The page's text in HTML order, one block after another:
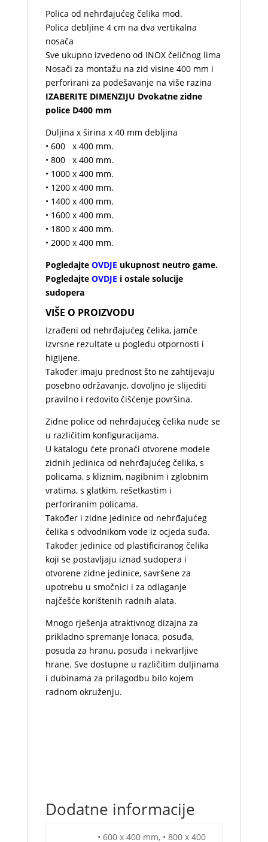
Polica od nehrđajućeg čelika mod.
Polica debljine 4 cm na dva vertikalna
nosača
Sve ukupno izvedeno od INOX čeličnog lima
Nosači za montažu na zid visine 400 mm i
perforirani za podešavanje na više razina
IZABERITE DIMENZIJU Dvokatne zidne
police D400 mm
Duljina x širina x 40 mm debljina
• 600 x 400 mm.
• 800 x 400 mm.
• 1000 x 400 mm.
• 1200 x 400 mm.
• 1400 x 400 mm.
• 1600 x 400 mm.
• 1800 x 400 mm.
• 2000 x 400 mm.
Pogledajte OVDJE ukupnost neutro game.
Pogledajte OVDJE i ostale solucije
sudopera
VIŠE O PROIZVODU
Izrađeni od nehrđajućeg čelika, jamče
izvrsne rezultate u pogledu otpornosti i
higijene.
Također imaju prednost što ne zahtijevaju
posebno održavanje, dovoljno je slijediti
pravilno i redovito čišćenje površina.
Zidne police od nehrđajućeg čelika nude se
u različitim konfiguracijama.
U katalogu ćete pronaći otvorene modele
zidnih jedinica od nehrđajućeg čelika, s
policama, s kliznim, nagibnim i zglobnim
vratima, s glatkim, rešetkastim i
perforiranim policama.
Također i zidne jedinice od nehrđajućeg
čelika s odvodnikom vode iz ocjeda suđa.
Također jedinice od plastificiranog čelika
koji se postavljaju iznad sudopera i
otvorene zidne jedinice, savršene za
upotrebu u smočnici i za odlaganje
najčešće korištenih radnih alata.
Mnogo rješenja atraktivnog dizajna za
prikladno spremanje lonaca, posuđa,
posuda za hranu, posuđa i nekvarljive
hrane. Sve dostupne u različitim duljinama
i dubinama za prilagodbu bilo kojem
radnom okruženju.
Dodatne informacije
• 600 x 400 mm, • 800 x 400